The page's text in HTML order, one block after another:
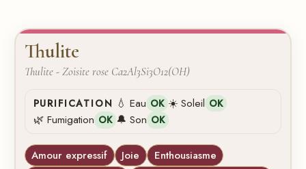
Thulite
Thulite - Zoisite rose Ca2Al3Si3O12(OH)
PURIFICATION 💧 Eau OK ☀️ Soleil OK
🌿 Fumigation OK 🔔 Son OK
Amour expressif Joie
Enthousiasme